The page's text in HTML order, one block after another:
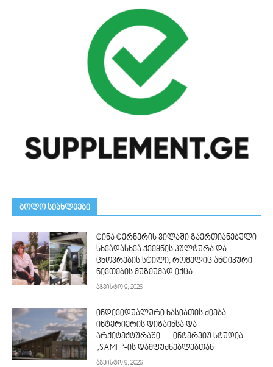
ᲑᲝᲚᲝ ᲡᲘᲐᲮᲚᲔᲔᲑᲘ
ტინა ტერნერის ვილაში გაერთიანებული
სხვადასხვა ქვეყნის კულტურა და
ცხოვრების სტილი, რომელიც ანტიკური
ნივთების მუზეუმად იქცა
აგვისტო 9, 2026
ინდივიდუალური ხასიათის ძიება
ინტერიერის დიზაინსა და
არქიტექტურაში — ინტერვიუ სტუდია
„SAMI_“-ის დამფუძნებლებთან
აგვისტო 9, 2026